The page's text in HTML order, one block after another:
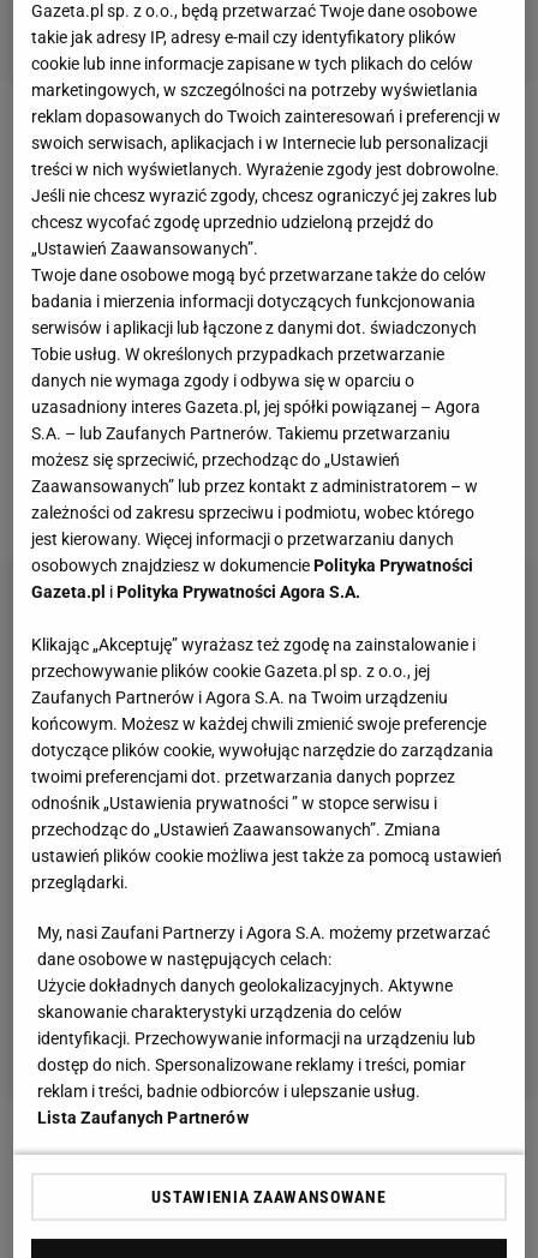
Awans do finału zapewnił sobie w drugiej próbie, do
trzeciej nie musiał już podchodzić. Nie powtórzył się
dramat z Londynu, kiedy nie wszedł do finału
podczas igrzysk.
Pierwszy rzut naprawdę komiczny w moim
wykonaniu. Trochę się z siebie pośmiałem, żeby się
rozluźnić, potem jednak skoncentrowałem się na
kolejnym rzucie. Drugi był już bardzo poprawny,
typowy na zaliczenie, z mocniejszą końcóweczką.
Teraz czekam na finał - opowiadał mistrz świata z
Moskwy sprzed roku.
"Pars będzie groźny"
Tylko siedmiu zawodników przekroczyło 75 metrów,
Gazeta.pl sp. z o.o., będą przetwarzać Twoje dane osobowe
takie jak adresy IP, adresy e-mail czy identyfikatory plików
cookie lub inne informacje zapisane w tych plikach do celów
marketingowych, w szczególności na potrzeby wyświetlania
reklam dopasowanych do Twoich zainteresowań i preferencji w
swoich serwisach, aplikacjach i w Internecie lub personalizacji
treści w nich wyświetlanych. Wyrażenie zgody jest dobrowolne.
Jeśli nie chcesz wyrazić zgody, chcesz ograniczyć jej zakres lub
chcesz wycofać zgodę uprzednio udzieloną przejdź do
„Ustawień Zaawansowanych”.
Twoje dane osobowe mogą być przetwarzane także do celów
badania i mierzenia informacji dotyczących funkcjonowania
serwisów i aplikacji lub łączone z danymi dot. świadczonych
Tobie usług. W określonych przypadkach przetwarzanie
danych nie wymaga zgody i odbywa się w oparciu o
uzasadniony interes Gazeta.pl, jej spółki powiązanej – Agora
S.A. – lub Zaufanych Partnerów. Takiemu przetwarzaniu
możesz się sprzeciwić, przechodząc do „Ustawień
Zaawansowanych” lub przez kontakt z administratorem – w
zależności od zakresu sprzeciwu i podmiotu, wobec którego
jest kierowany. Więcej informacji o przetwarzaniu danych
osobowych znajdziesz w dokumenciePolityka Prywatności
Gazeta.pl iPolityka Prywatności Agora S.A.
Klikając „Akceptuję” wyrażasz też zgodę na zainstalowanie i
przechowywanie plików cookie Gazeta.pl sp. z o.o., jej
Zaufanych Partnerów i Agora S.A. na Twoim urządzeniu
końcowym. Możesz w każdej chwili zmienić swoje preferencje
dotyczące plików cookie, wywołując narzędzie do zarządzania
twoimi preferencjami dot. przetwarzania danych poprzez
odnośnik „Ustawienia prywatności ” w stopce serwisu i
przechodząc do „Ustawień Zaawansowanych”. Zmiana
ustawień plików cookie możliwa jest także za pomocą ustawień
przeglądarki.
My, nasi Zaufani Partnerzy i Agora S.A. możemy przetwarzać
dane osobowe w następujących celach:
Użycie dokładnych danych geolokalizacyjnych. Aktywne
skanowanie charakterystyki urządzenia do celów
identyfikacji. Przechowywanie informacji na urządzeniu lub
dostęp do nich. Spersonalizowane reklamy i treści, pomiar
reklam i treści, badnie odbiorców i ulepszanie usług.
Lista Zaufanych Partnerów
USTAWIENIA ZAAWANSOWANE